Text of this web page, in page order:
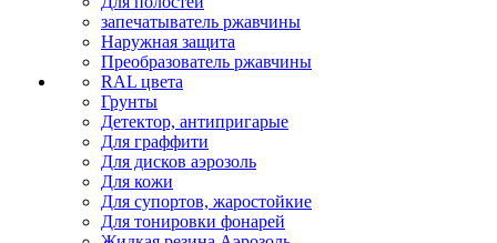
запечатыватель ржавчины
Наружная защита
Преобразователь ржавчины
RAL цвета
Грунты
Детектор, антипригарые
Для граффити
Для дисков аэрозоль
Для кожи
Для супортов, жаростойкие
Для тонировки фонарей